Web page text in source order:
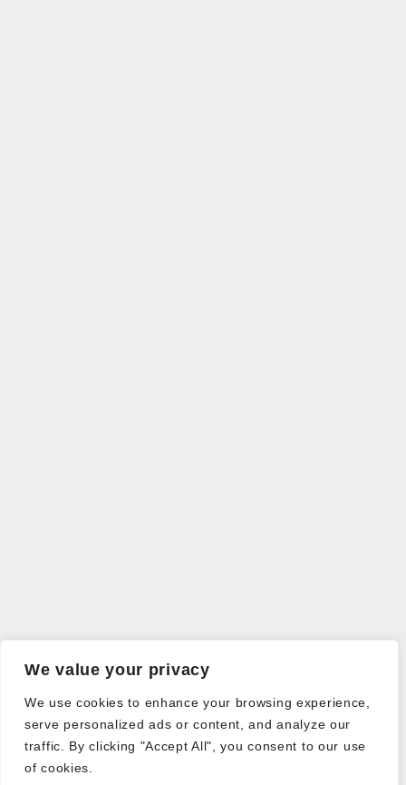
We value your privacy
We use cookies to enhance your browsing experience,
serve personalized ads or content, and analyze our
traffic. By clicking "Accept All", you consent to our use
of cookies.